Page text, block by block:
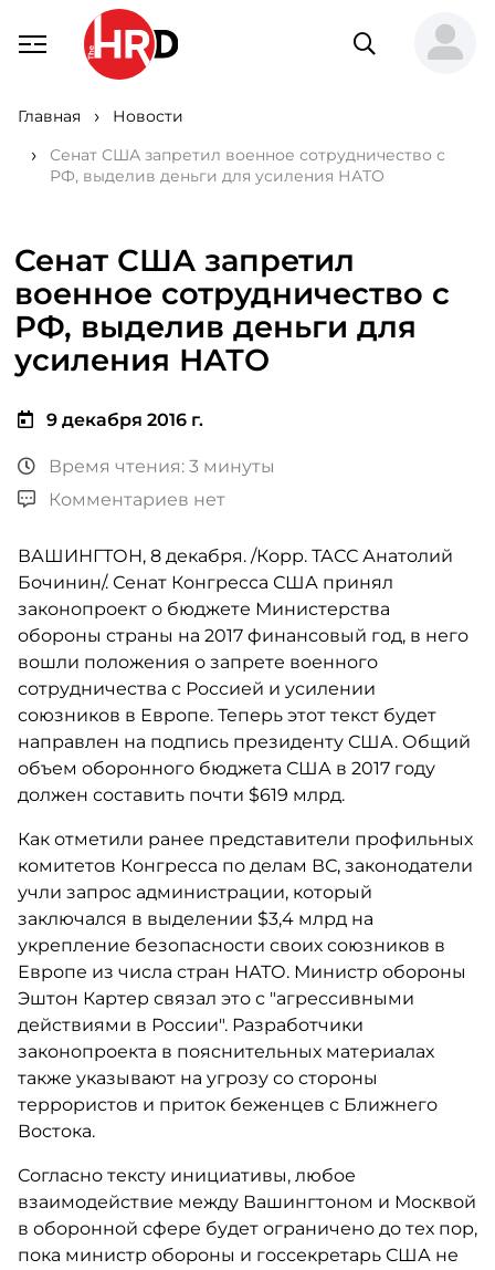
Главная
Новости
Сенат США запретил военное сотрудничество с
РФ, выделив деньги для усиления НАТО
Сенат США запретил
военное сотрудничество с
РФ, выделив деньги для
усиления НАТО
9 декабря 2016 г.
Время чтения: 3 минуты
Комментариев нет
ВАШИНГТОН, 8 декабря. /Корр. ТАСС Анатолий
Бочинин/. Сенат Конгресса США принял
законопроект о бюджете Министерства
обороны страны на 2017 финансовый год, в него
вошли положения о запрете военного
сотрудничества с Россией и усилении
союзников в Европе. Теперь этот текст будет
направлен на подпись президенту США. Общий
объем оборонного бюджета США в 2017 году
должен составить почти $619 млрд.
Как отметили ранее представители профильных
комитетов Конгресса по делам ВС, законодатели
учли запрос администрации, который
заключался в выделении $3,4 млрд на
укрепление безопасности своих союзников в
Европе из числа стран НАТО. Министр обороны
Эштон Картер связал это с "агрессивными
действиями в России". Разработчики
законопроекта в пояснительных материалах
также указывают на угрозу со стороны
террористов и приток беженцев с Ближнего
Востока.
Согласно тексту инициативы, любое
взаимодействие между Вашингтоном и Москвой
в оборонной сфере будет ограничено до тех пор,
пока министр обороны и госсекретарь США не